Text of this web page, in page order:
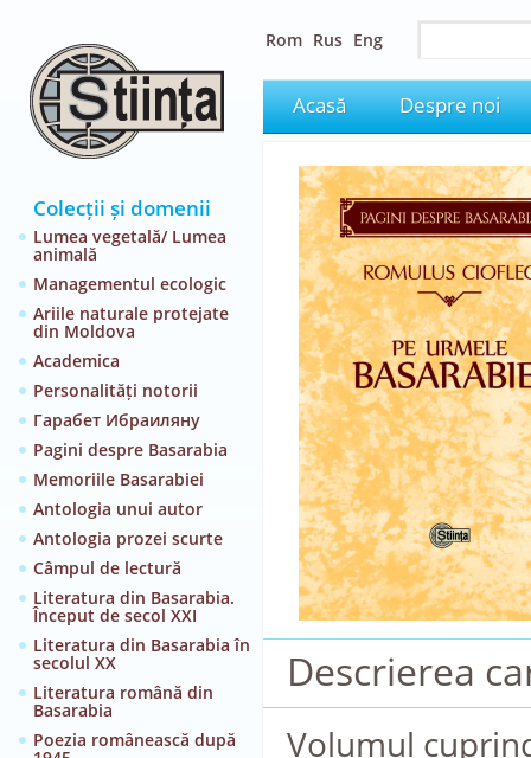
Colecții și domenii
Lumea vegetală/ Lumea
animală
Managementul ecologic
Ariile naturale protejate
din Moldova
Academica
Personalități notorii
Гарабет Ибраиляну
Pagini despre Basarabia
Memoriile Basarabiei
Antologia unui autor
Antologia prozei scurte
Câmpul de lectură
Literatura din Basarabia.
Început de secol XXI
Literatura din Basarabia în
secolul XX
Literatura română din
Basarabia
Poezia românească după
Rom Rus Eng
Acasă Despre noi
Descrierea
Volumul